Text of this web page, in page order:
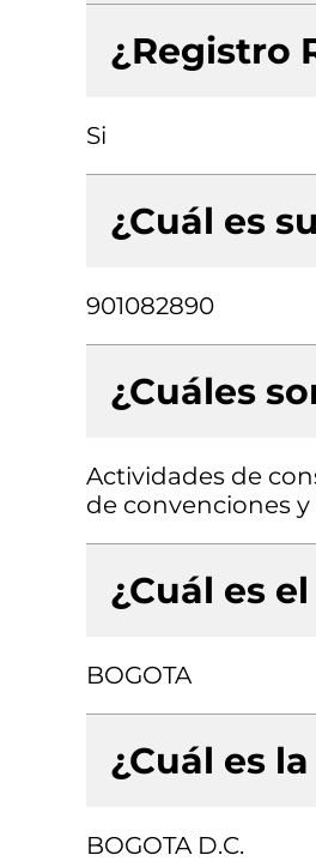
¿Registro
Si
¿Cuál es
901082890
¿Cuáles
Actividades de
de convenciones
¿Cuál es
BOGOTA
¿Cuál es
BOGOTA D.C.